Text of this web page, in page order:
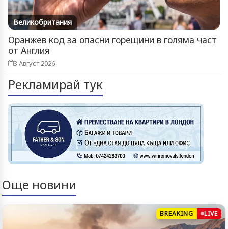
Великобритания
Оранжев код за опасни горещини в голяма част
от Англия
3 Август 2026
Рекламирай тук
Още новини
BREAKING LIVE